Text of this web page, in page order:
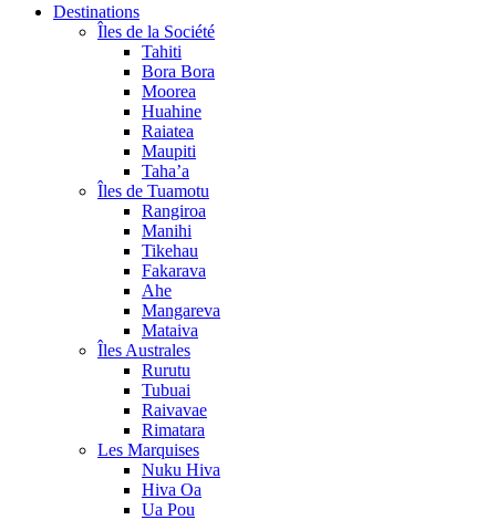
Destinations
Îles de la Société
Tahiti
Bora Bora
Moorea
Huahine
Raiatea
Maupiti
Taha’a
Îles de Tuamotu
Rangiroa
Manihi
Tikehau
Fakarava
Ahe
Mangareva
Mataiva
Îles Australes
Rurutu
Tubuai
Raivavae
Rimatara
Les Marquises
Nuku Hiva
Hiva Oa
Ua Pou